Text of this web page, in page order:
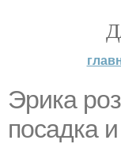
Эрика
посадка